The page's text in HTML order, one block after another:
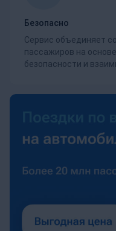
Безопасно
Сервис объединяет
пассажиров на
безопасности и